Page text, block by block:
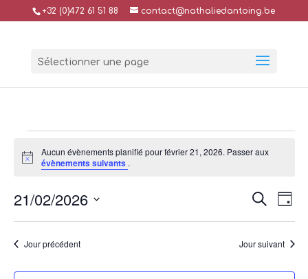
+32 (0)472 61 51 88 contact@nathaliedantoing.be
Sélectionner une page
for
21,
2026
Notice
Aucun évènements planifié pour février 21, 2026. Passer aux
évènements suivants .
de
vues
de
Jour
21/02/2026
Sélectionnez
une
Jour précédent Jour suivant